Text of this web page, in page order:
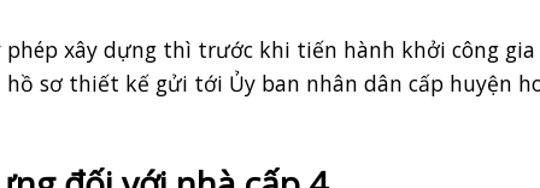
xây dựng thì trước khi tiến hành khởi công gia
sơ thiết kế gửi tới Ủy ban nhân dân cấp huyện